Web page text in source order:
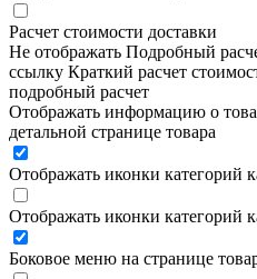
Расчет стоимости доставки
Не отображать Подробный
ссылку Краткий расчет
подробный расчет
Отображать информацию о
детальной странице товара
Отображать иконки категорий
Отображать иконки категорий
Боковое меню на странице